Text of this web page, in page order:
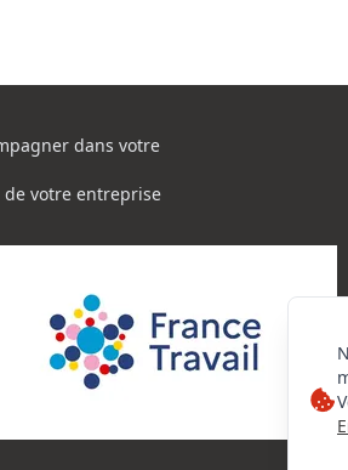
dans votre
votre entreprise